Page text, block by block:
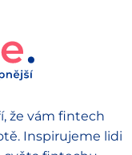
že vám fintech
Inspirujeme lidi